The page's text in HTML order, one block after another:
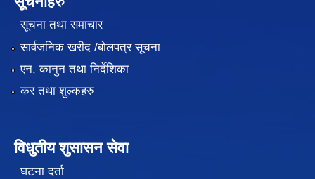
सूचना तथा समाचार
सार्वजनिक खरीद /बोलपत्र सूचना
एन, कानुन तथा निर्देशिका
कर तथा शुल्कहरु
विधुतीय शुसासन सेवा
घटना दर्ता